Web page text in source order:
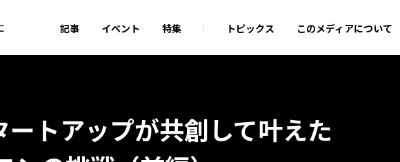
記事 イベント 特集 トピックス このメディアについて
ートアップが共創して叶えた